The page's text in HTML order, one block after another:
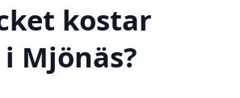
kostar
Mjönäs?